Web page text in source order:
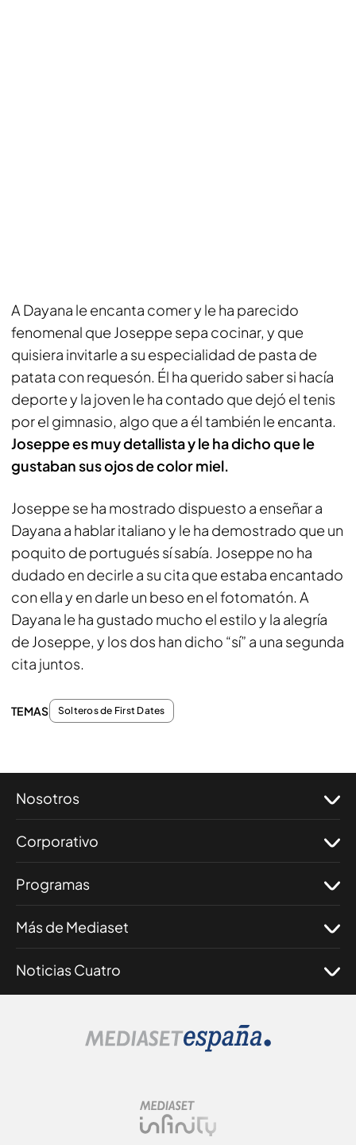
A Dayana le encanta comer y le ha parecido
fenomenal que Joseppe sepa cocinar, y que
quisiera invitarle a su especialidad de pasta de
patata con requesón. Él ha querido saber si hacía
deporte y la joven le ha contado que dejó el tenis
por el gimnasio, algo que a él también le encanta.
Joseppe es muy detallista y le ha dicho que le
gustaban sus ojos de color miel.
Joseppe se ha mostrado dispuesto a enseñar a
Dayana a hablar italiano y le ha demostrado que un
poquito de portugués sí sabía. Joseppe no ha
dudado en decirle a su cita que estaba encantado
con ella y en darle un beso en el fotomatón. A
Dayana le ha gustado mucho el estilo y la alegría
de Joseppe, y los dos han dicho “sí” a una segunda
cita juntos.
TEMAS Solteros de First Dates
Nosotros
Corporativo
Programas
Más de Mediaset
Noticias Cuatro